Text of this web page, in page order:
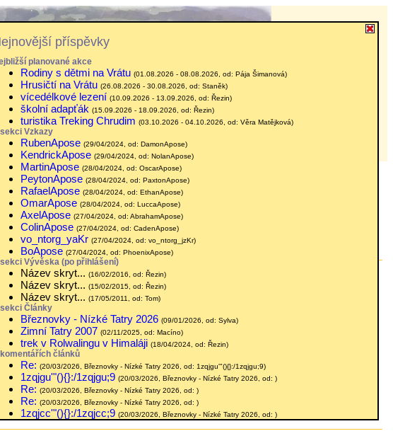
| Novinky?
na slanění 2009, tj.
10.4.2010). Již není omezeno na brigádníky.
práce na chalupě. Nemusíte vymýšlet, co je třeba udělat, nemusíte
postroj.
příspěvky
planované akce
Rodiny s dětmi na Vrátu (01.08.2026 - 08.08.2026, od: Pája Šimanová)
Hrusičtí na Vrátu (26.08.2026 - 30.08.2026, od: Staněk)
vícedélkové lezení (10.09.2026 - 13.09.2026, od: Řezin)
školní adapťák (15.09.2026 - 18.09.2026, od: Řezin)
turistika Treking Chrudim (03.10.2026 - 04.10.2026, od: Věra Matějková)
Vzkazy
RubenApose (29/04/2024, od: DamonApose)
KendrickApose (29/04/2024, od: NolanApose)
MartinApose (28/04/2024, od: OscarApose)
PeytonApose (28/04/2024, od: PaxtonApose)
RafaelApose (28/04/2024, od: EthanApose)
OmarApose (28/04/2024, od: LuccaApose)
AxelApose (27/04/2024, od: AbrahamApose)
ColinApose (27/04/2024, od: CadenApose)
vo_ntorg_yaKr (27/04/2024, od: vo_ntorg_jzKr)
BoApose (27/04/2024, od: PhoenixApose)
Vývěska (po přihlášení)
Název skryt... (16/02/2016, od: Řezin)
Název skryt... (15/02/2015, od: Řezin)
Název skryt... (17/05/2011, od: Tom)
Články
Březnovky - Nízké Tatry 2026 (09/01/2026, od: Sylva)
Zimní Tatry 2007 (02/11/2025, od: Macíno)
trek v Rolwalingu v Himaláji (18/04/2024, od: Řezin)
článků
Re: (20/03/2026, Březnovky - Nízké Tatry 2026, od: 1zqjgu'"(){}:/1zqjgu;9)
1zqjgu'"(){}:/1zqjgu;9 (20/03/2026, Březnovky - Nízké Tatry 2026, od: )
Re: (20/03/2026, Březnovky - Nízké Tatry 2026, od: )
Re: (20/03/2026, Březnovky - Nízké Tatry 2026, od: )
1zqjcc'"(){}:/1zqjcc;9 (20/03/2026, Březnovky - Nízké Tatry 2026, od: )